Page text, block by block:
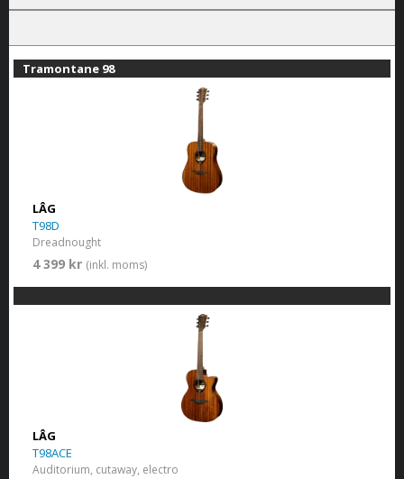
Tramontane 98
LÂG
T98D
Dreadnought
4 399 kr (inkl. moms)
LÂG
T98ACE
Auditorium, cutaway, electro